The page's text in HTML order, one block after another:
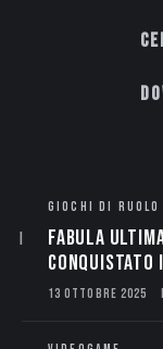
GIOCHI DI RUOLO
Fabula
conquistato
13 OTTOBRE 2025